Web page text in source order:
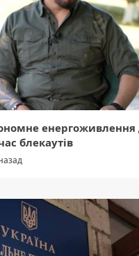
енергоживлення
блекаутів